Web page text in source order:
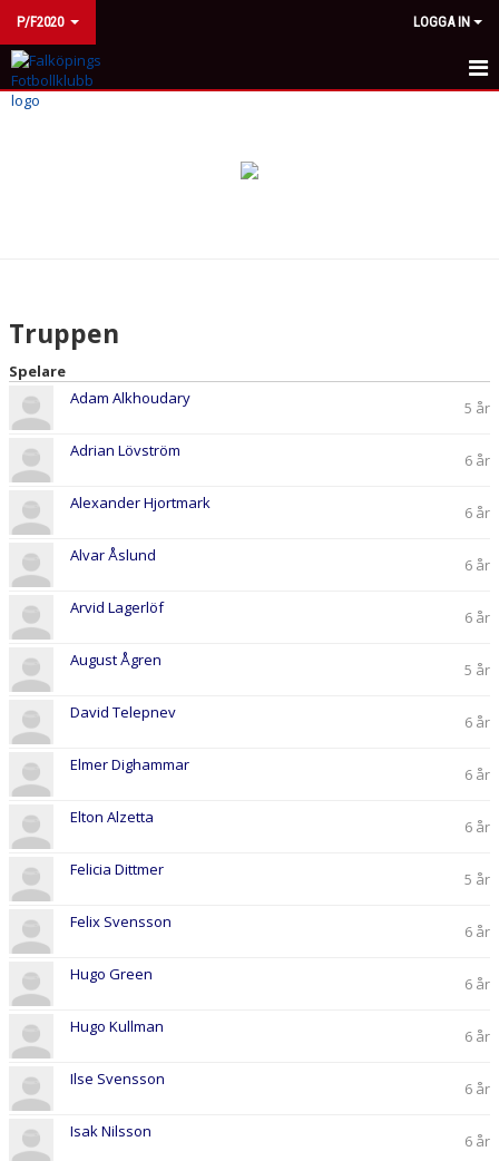
P/F2020 LOGGA IN
HEM
BILDGALLERI
DOKUMENT
KONTAKT
Truppen
Spelare
Adam Alkhoudary
5 år
Adrian Lövström 6 år
Alexander Hjortmark 6 år
Alvar Åslund 6 år
Arvid Lagerlöf 6 år
August Ågren 5 år
David Telepnev 6 år
Elmer Dighammar 6 år
Elton Alzetta 6 år
Felicia Dittmer 5 år
Felix Svensson 6 år
Hugo Green 6 år
Hugo Kullman 6 år
Ilse Svensson 6 år
Isak Nilsson 6 år